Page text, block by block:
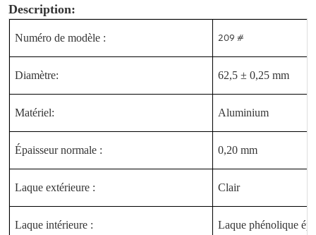
Description:
Numéro de modèle : 209 #
Diamètre: 62,5 ± 0,25 mm
Matériel: Aluminium
Épaisseur normale : 0,20 mm
Laque extérieure : Clair
Laque intérieure : Laque phénolique